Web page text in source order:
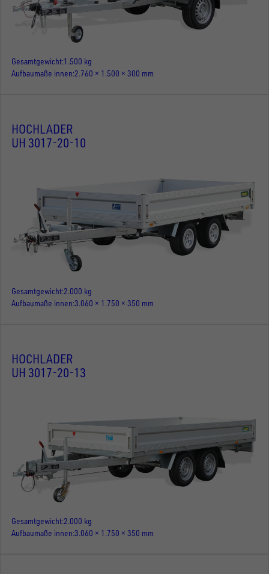
Gesamtgewicht 1.500 kg
Aufbaumaße innen 2.760 × 1.500 × 300 mm
HOCHLADER
UH 3017-20-10
Gesamtgewicht 2.000 kg
Aufbaumaße innen 3.060 × 1.750 × 350 mm
HOCHLADER
UH 3017-20-13
Gesamtgewicht 2.000 kg
Aufbaumaße innen 3.060 × 1.750 × 350 mm